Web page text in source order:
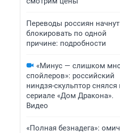
Переводы россиян начнут
блокировать по одной
причине: подробности
«Минус — слишком
спойлеров»: российский
ниндзя-скульптор снялся
сериале «Дом Дракона».
Видео
«Полная безнадега»: